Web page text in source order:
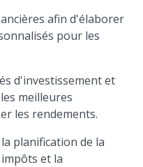
afin d'élaborer
pour les
d'investissement et
meilleures
les rendements.
planification de la
et la